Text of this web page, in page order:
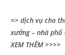
=> dịch vụ cho
xưởng – nhà phố
XEM THÊM >>>>